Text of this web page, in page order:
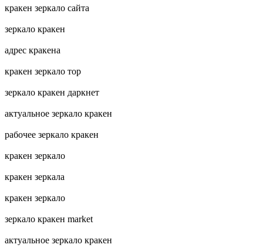
кракен зеркало сайта
зеркало кракен
адрес кракена
кракен зеркало тор
зеркало кракен даркнет
актуальное зеркало кракен
рабочее зеркало кракен
кракен зеркало
кракен зеркала
кракен зеркало
зеркало кракен market
актуальное зеркало кракен